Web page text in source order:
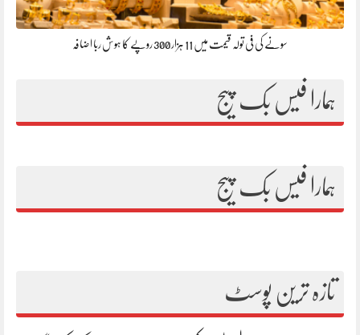
سونے کی فی تولہ قیمت میں 11 ہزار 300 روپے کا ہوش ربا اضافہ
ہمارا فیس بک پیج
ہمارا فیس بک پیج
تازہ ترین پوسٹ